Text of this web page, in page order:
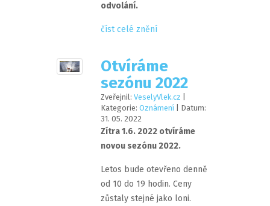
odvolání.
číst celé znění
Otvíráme
sezónu 2022
Zveřejnil: VeselyVlek.cz
Kategorie: Oznámení| Datum:
31. 05. 2022
Zítra 1.6. 2022 otvíráme
novou sezónu 2022.
Letos bude otevřeno denně
od 10 do 19 hodin. Ceny
zůstaly stejné jako loni.